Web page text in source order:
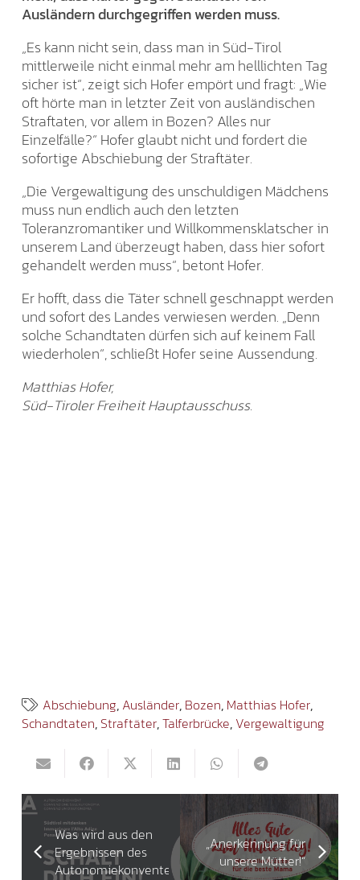
Ausländern durchgegriffen werden muss.
„Es kann nicht sein, dass man in Süd-Tirol
mittlerweile nicht einmal mehr am helllichten Tag
sicher ist“, zeigt sich Hofer empört und fragt: „Wie
oft hörte man in letzter Zeit von ausländischen
Straftaten, vor allem in Bozen? Alles nur
Einzelfälle?“ Hofer glaubt nicht und fordert die
sofortige Abschiebung der Straftäter.
„Die Vergewaltigung des unschuldigen Mädchens
muss nun endlich auch den letzten
Toleranzromantiker und Willkommensklatscher in
unserem Land überzeugt haben, dass hier sofort
gehandelt werden muss“, betont Hofer.
Er hofft, dass die Täter schnell geschnappt werden
und sofort des Landes verwiesen werden. „Denn
solche Schandtaten dürfen sich auf keinem Fall
wiederholen“, schließt Hofer seine Aussendung.
Matthias Hofer,
Süd-Tiroler Freiheit Hauptausschuss.
Abschiebung, Ausländer, Bozen, Matthias Hofer,
Schandtaten, Straftäter,Talferbrücke, Vergewaltigung
Was wird aus den
Ergebnissen des
Autonomiekonventes?
„Anerkennung für
unsere Mütter!“